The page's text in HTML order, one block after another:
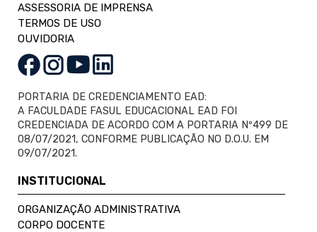
ASSESSORIA DE IMPRENSA
TERMOS DE USO
OUVIDORIA
PORTARIA DE CREDENCIAMENTO EAD:
A FACULDADE FASUL EDUCACIONAL EAD FOI
CREDENCIADA DE ACORDO COM A PORTARIA Nº499 DE
08/07/2021, CONFORME PUBLICAÇÃO NO D.O.U. EM
09/07/2021.
INSTITUCIONAL
ORGANIZAÇÃO ADMINISTRATIVA
CORPO DOCENTE